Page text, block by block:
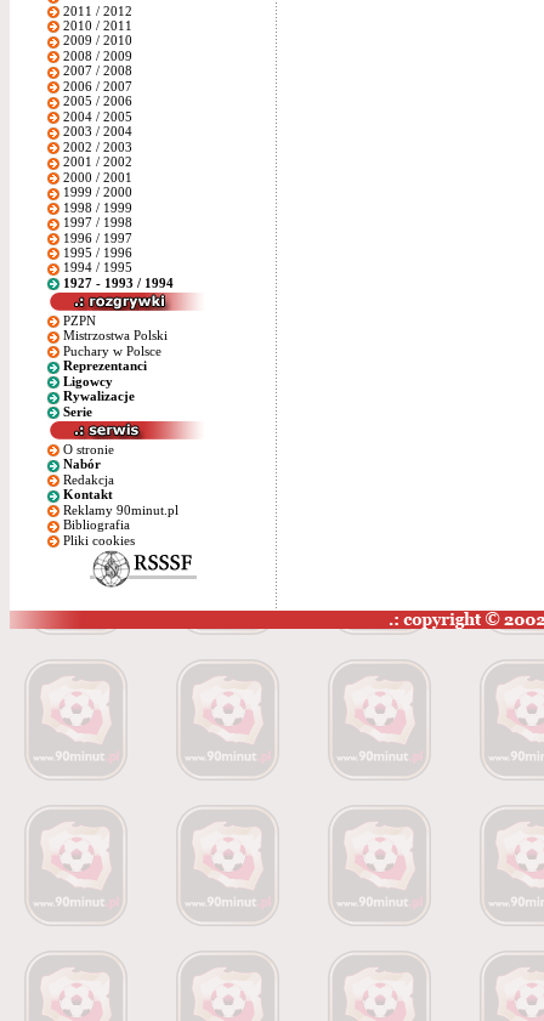
2011 / 2012
2010 / 2011
2009 / 2010
2008 / 2009
2007 / 2008
2006 / 2007
2005 / 2006
2004 / 2005
2003 / 2004
2002 / 2003
2001 / 2002
2000 / 2001
1999 / 2000
1998 / 1999
1997 / 1998
1996 / 1997
1995 / 1996
1994 / 1995
1927 - 1993 / 1994
PZPN
Mistrzostwa Polski
Puchary w Polsce
Reprezentanci
Ligowcy
Rywalizacje
Serie
O stronie
Nabór
Redakcja
Kontakt
Reklamy 90minut.pl
Bibliografia
Pliki cookies